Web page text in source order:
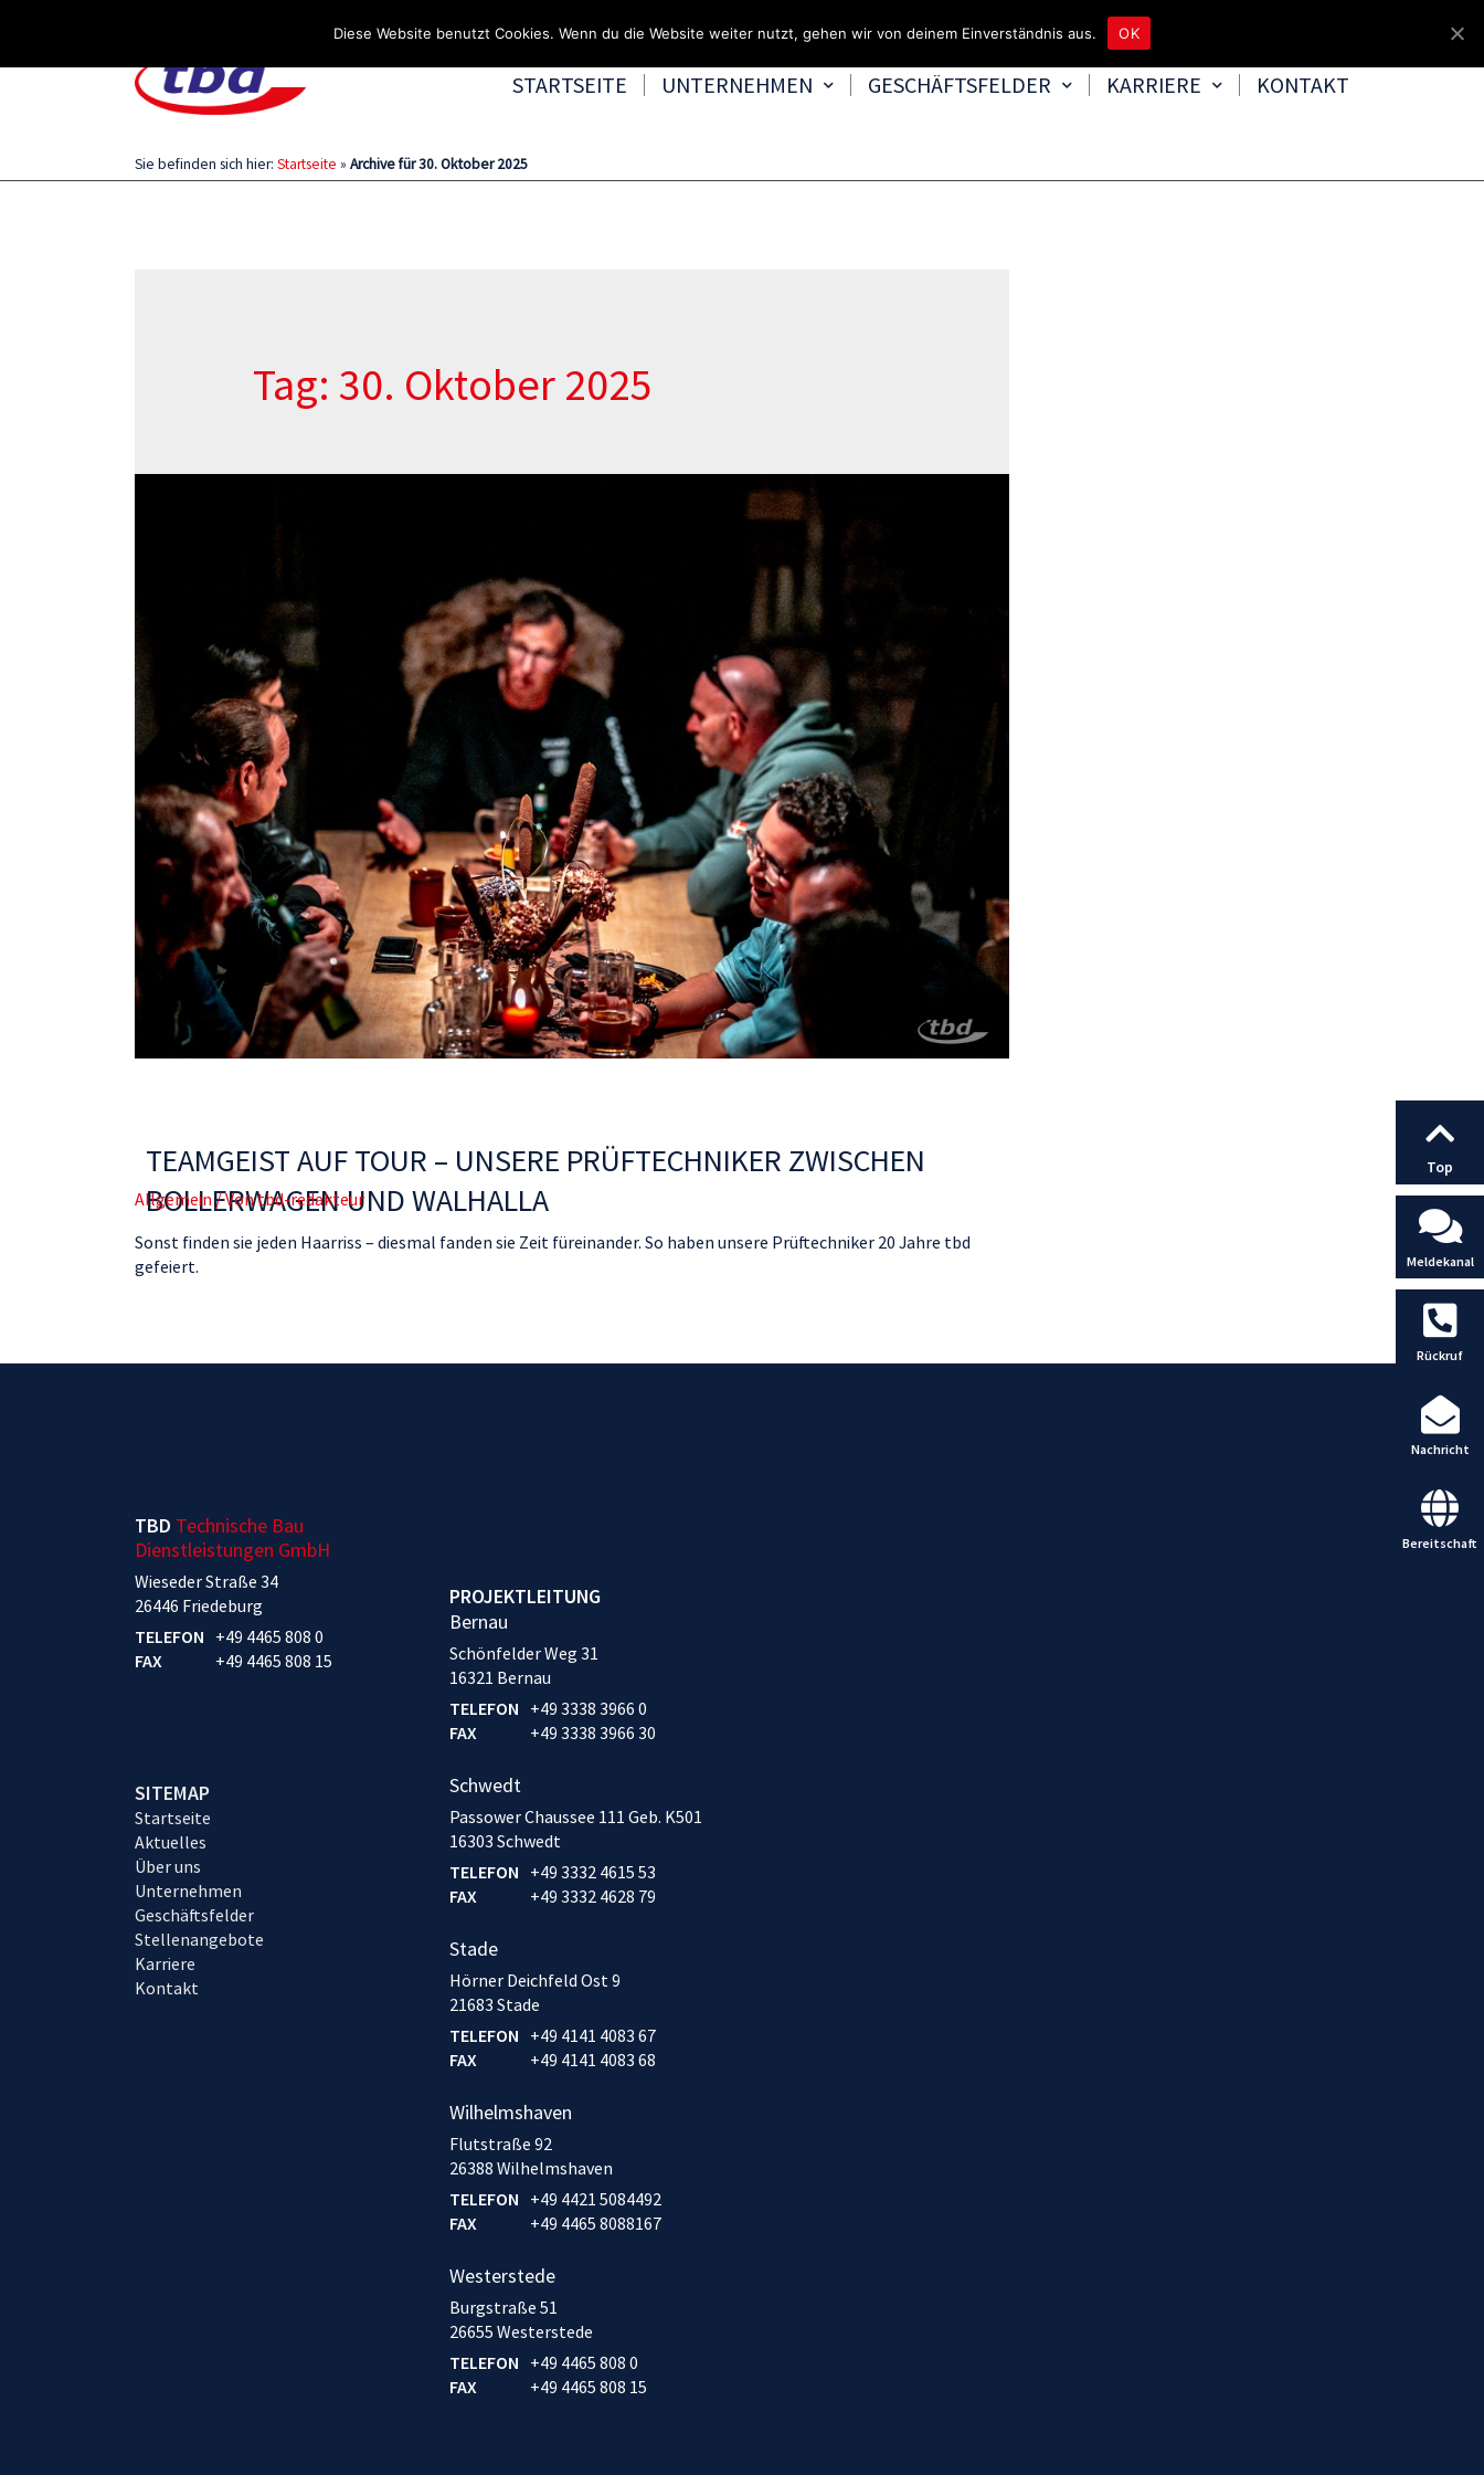
STARTSEITE UNTERNEHMEN GESCHÄFTSFELDER KARRIERE KONTAKT
Sie befinden sich hier: Startseite » Archive für 30. Oktober 2025
Top
Meldekanal
Rückruf
Nachricht
Bereitschaft
Tag: 30. Oktober 2025
TEAMGEIST AUF TOUR – UNSERE PRÜFTECHNIKER ZWISCHEN
BOLLERWAGEN UND WALHALLA
Allgemein/ Vontbd-redakteur
Sonst finden sie jeden Haarriss – diesmal fanden sie Zeit füreinander. So haben unsere Prüftechniker 20 Jahre tbd
gefeiert.
TBD Technische Bau
Dienstleistungen GmbH
Wieseder Straße 34
26446 Friedeburg
TELEFON +49 4465 808 0
FAX
+49 4465 808 15
SITEMAP
Startseite
Aktuelles
Über uns
Unternehmen
Geschäftsfelder
Stellenangebote
Karriere
Kontakt
PROJEKTLEITUNG
Bernau
Schönfelder Weg 31
16321 Bernau
TELEFON +49 3338 3966 0
FAX
+49 3338 3966 30
Schwedt
Passower Chaussee 111 Geb. K501
16303 Schwedt
TELEFON +49 3332 4615 53
FAX
+49 3332 4628 79
Stade
Hörner Deichfeld Ost 9
21683 Stade
TELEFON +49 4141 4083 67
FAX
+49 4141 4083 68
Wilhelmshaven
Flutstraße 92
26388 Wilhelmshaven
TELEFON +49 4421 5084492
FAX
+49 4465 8088167
Westerstede
Burgstraße 51
26655 Westerstede
TELEFON +49 4465 808 0
FAX
+49 4465 808 15
Diese Website benutzt Cookies. Wenn du die Website weiter nutzt, gehen wir von deinem Einverständnis aus. OK